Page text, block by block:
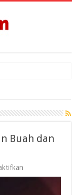
Buah dan
Deddy